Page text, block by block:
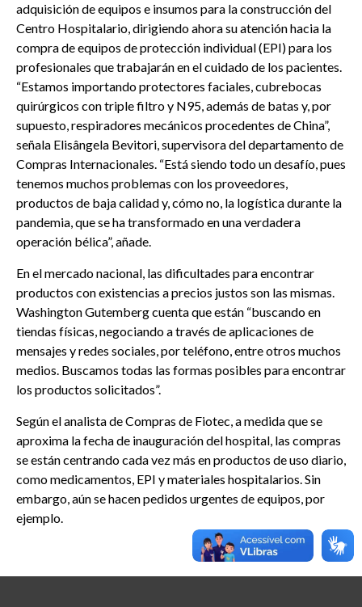
adquisición de equipos e insumos para la construcción del
Centro Hospitalario, dirigiendo ahora su atención hacia la
compra de equipos de protección individual (EPI) para los
profesionales que trabajarán en el cuidado de los pacientes.
“Estamos importando protectores faciales, cubrebocas
quirúrgicos con triple filtro y N95, además de batas y, por
supuesto, respiradores mecánicos procedentes de China”,
señala Elisângela Bevitori, supervisora del departamento de
Compras Internacionales. “Está siendo todo un desafío, pues
tenemos muchos problemas con los proveedores,
productos de baja calidad y, cómo no, la logística durante la
pandemia, que se ha transformado en una verdadera
operación bélica”, añade.
En el mercado nacional, las dificultades para encontrar
productos con existencias a precios justos son las mismas.
Washington Gutemberg cuenta que están “buscando en
tiendas físicas, negociando a través de aplicaciones de
mensajes y redes sociales, por teléfono, entre otros muchos
medios. Buscamos todas las formas posibles para encontrar
los productos solicitados”.
Según el analista de Compras de Fiotec, a medida que se
aproxima la fecha de inauguración del hospital, las compras
se están centrando cada vez más en productos de uso diario,
como medicamentos, EPI y materiales hospitalarios. Sin
embargo, aún se hacen pedidos urgentes de equipos, por
ejemplo.